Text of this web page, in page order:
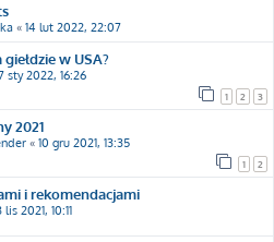
« 14 lut 2022, 22:07
w USA?
sty 2022, 16:26
1 2 3
2021
« 10 gru 2021, 13:35
1 2
i rekomendacjami
lis 2021, 10:11